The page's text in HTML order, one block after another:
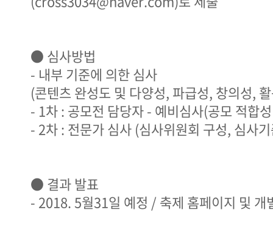
● 심사방법
- 내부 기준에 의한 심사
(콘텐츠 완성도 및 다양성, 파급성, 창의성,
- 1차 : 공모전 담당자 - 예비심사(공모 적합
- 2차 : 전문가 심사 (심사위원회 구성, 심사
● 결과 발표
- 2018. 5월31일 예정 / 축제 홈페이지 및 개